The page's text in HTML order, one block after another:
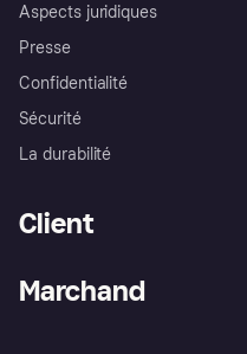
Aspects juridiques
Presse
Confidentialité
Sécurité
La durabilité
Client
Marchand